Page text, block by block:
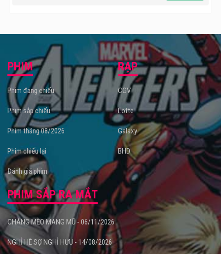
PHIM
Phim đang chiếu
Phim sắp chiếu
Phim tháng 08/2026
Phim chiếu lại
Đánh giá phim
RẠP
CGV
Lotte
Galaxy
BHD
PHIM SẮP RA MẮT
CHÀNG MÈO MANG MŨ - 06/11/2026
NGHỈ HÈ SỢ NGHỈ HƯU - 14/08/2026